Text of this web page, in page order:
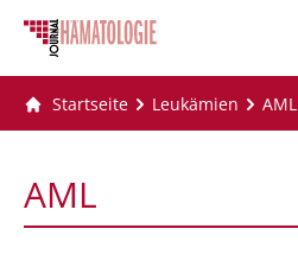
Startseite Leukämien AML
AML